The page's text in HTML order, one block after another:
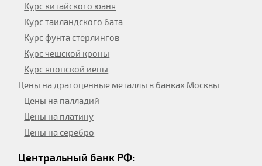
Курс китайского юаня
Курс таиландского бата
Курс фунта стерлингов
Курс чешской кроны
Курс японской иены
Цены на драгоценные металлы в банках Москвы
Цены на палладий
Цены на платину
Цены на серебро
Центральный банк РФ: